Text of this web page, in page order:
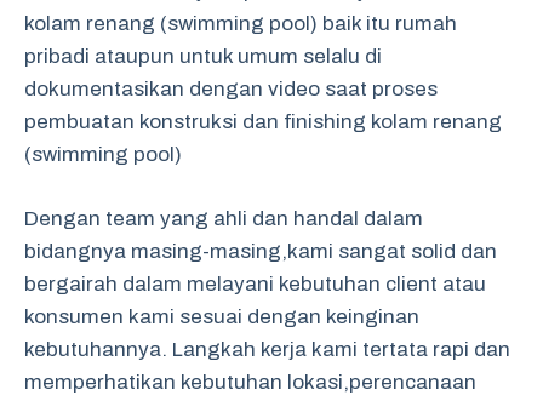
kolam renang (swimming pool) baik itu rumah
pribadi ataupun untuk umum selalu di
dokumentasikan dengan video saat proses
pembuatan konstruksi dan finishing kolam renang
(swimming pool)
Dengan team yang ahli dan handal dalam
bidangnya masing-masing,kami sangat solid dan
bergairah dalam melayani kebutuhan client atau
konsumen kami sesuai dengan keinginan
kebutuhannya. Langkah kerja kami tertata rapi dan
memperhatikan kebutuhan lokasi,perencanaan